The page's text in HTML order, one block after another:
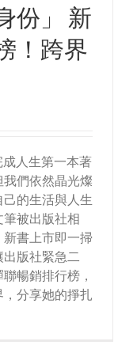
份」 新
！跨界
人生第一本著
們依然晶光燦
的生活與人生
被出版社相
書上市即一掃
版社緊急二
暢銷排行榜，
分享她的掙扎